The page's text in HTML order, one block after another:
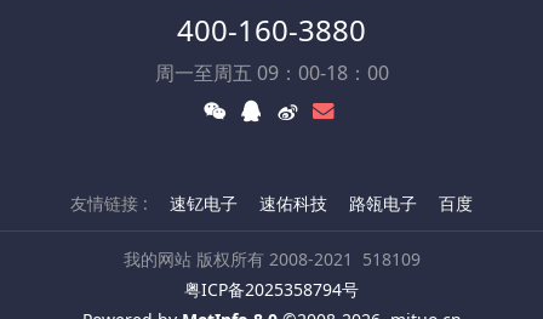
400-160-3880
周一至周五 09：00-18：00
友情链接 : 速钇电子 速佑科技 路瓴电子 百度
我的网站 版权所有 2008-2021
518109
粤ICP备2025358794号